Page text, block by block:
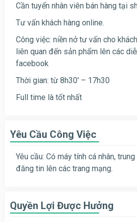
Cần tuyển nhân viên bán hàng tại
Tư vấn khách hàng online.
Công việc: niền nở tư vấn cho
liên quan đến sản phẩm lên các
facebook
Thời gian: từ 8h30′ – 17h30
Full time là tốt nhất
Yêu Cầu Công Việc
Yêu cầu: Có máy tính cá nhân,
đăng tin lên các trang mạng.
Quyền Lợi Được Hưởng